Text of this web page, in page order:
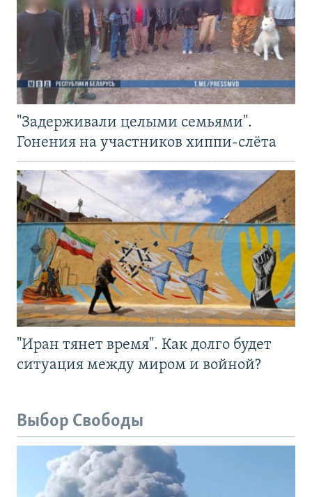
"Задерживали целыми семьями".
Гонения на участников хиппи-слёта
"Иран тянет время". Как долго будет
ситуация между миром и войной?
Выбор Свободы